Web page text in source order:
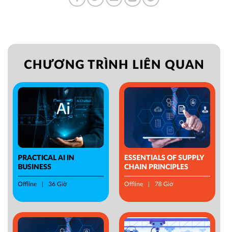
CHƯƠNG TRÌNH LIÊN QUAN
PRACTICAL AI IN
BUSINESS
Offline 36 Giờ
ESSENTIALS OF SUPPLY
CHAIN PRINCIPLES
Offline 78 Giờ